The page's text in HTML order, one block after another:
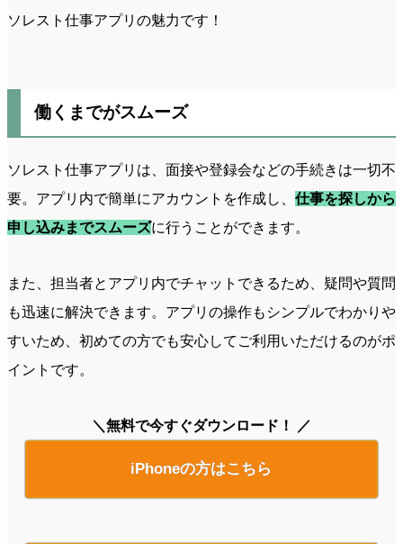
ソレスト仕事アプリの魅力です！
働くまでがスムーズ
ソレスト仕事アプリは、面接や登録会などの手続きは一切不
要。アプリ内で簡単にアカウントを作成し、 仕事を探しから
申し込みまでスムーズに行うことができます。
また、担当者とアプリ内でチャットできるため、疑問や質問
も迅速に解決できます。アプリの操作もシンプルでわかりや
すいため、初めての方でも安心してご利用いただけるのがポ
イントです。
＼無料で今すぐダウンロード！ ／
iPhoneの方はこちら